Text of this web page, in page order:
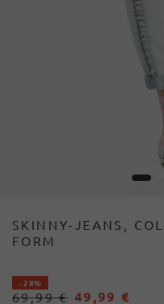
1
SKINNY-JEANS,
FORM
- 28%
69,99 € 49,99 €